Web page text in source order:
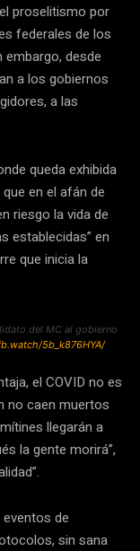
proselitismo por
federales de los
desde
a los gobiernos
a las
queda exhibida
en el afán de
riesgo la vida de
establecidas” en
que inicia la
del MC al gobierno
5b_k876HYA/
el COVID no es
no caen muertos
llegarán a
la gente morirá”,
de
sin sana